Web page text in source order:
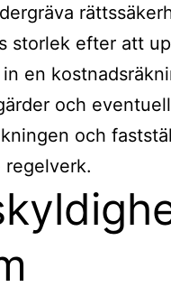
storlek efter att
en
och
och
regelverk.